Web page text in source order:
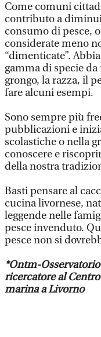
Come comuni
contributo a
consumo di pesce,
considerate meno
“dimenticate”.
gamma di specie
grongo, la razza, il
fare alcuni esempi.
Sono sempre più
pubblicazioni e
scolastiche o nella
conoscere e
della nostra
Basti pensare al
cucina livornese,
leggende nelle
pesce invenduto.
pesce non si
*Ontm-Osservatorio
ricercatore al Centro
marina a Livorno